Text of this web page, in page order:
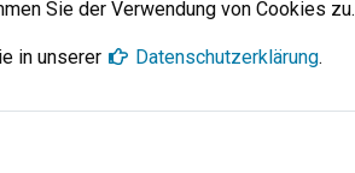
Sie der Verwendung von Cookies zu.
in unserer Datenschutzerklärung.